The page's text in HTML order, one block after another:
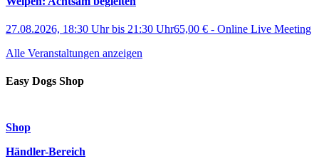
27.08.2026, 18:30 Uhrbis 21:30 Uhr65,00 € - Online Live Meeting
Alle Veranstaltungen anzeigen
Easy Dogs Shop
Shop
Händler-Bereich